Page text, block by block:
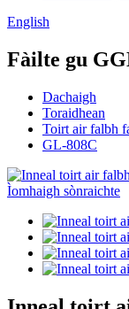
English
Fàilte gu
Dachaigh
Toraidhean
Toirt air falbh
GL-808C